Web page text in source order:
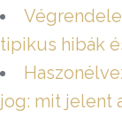
tipikus hibák
jog: mit jelent